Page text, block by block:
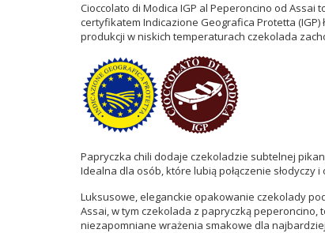
Cioccolato di Modica IGP al Peperoncino od
certyfikatem Indicazione Geografica Protetta
produkcji w niskich temperaturach czekolada
Papryczka chili dodaje czekoladzie subtelnej
Idealna dla osób, które lubią połączenie
Luksusowe, eleganckie opakowanie czekolady
Assai, w tym czekolada z papryczką peperoncino,
niezapomniane wrażenia smakowe dla